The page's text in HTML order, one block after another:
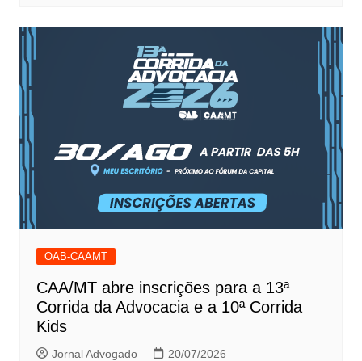
OAB-CAAMT
CAA/MT abre inscrições para a 13ª
Corrida da Advocacia e a 10ª Corrida
Kids
Jornal Advogado 20/07/2026